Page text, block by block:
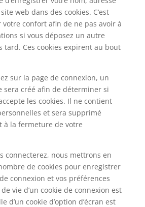
web dans des cookies. C’est
confort afin de ne pas avoir à
si vous déposez un autre
tard. Ces cookies expirent au bout
sur la page de connexion, un
sera créé afin de déterminer si
les cookies. Il ne contient
et sera supprimé
à la fermeture de votre
connecterez, nous mettrons en
de cookies pour enregistrer
connexion et vos préférences
vie d’un cookie de connexion est
d’un cookie d’option d’écran est